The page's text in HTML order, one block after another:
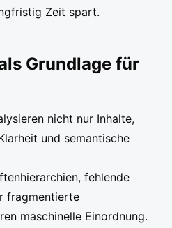
Zeit spart.
Grundlage für
nicht nur Inhalte,
und semantische
fehlende
fragmentierte
maschinelle Einordnung.